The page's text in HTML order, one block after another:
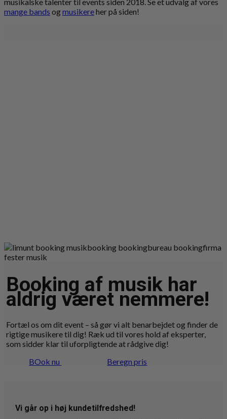
mange bands ogmusikereher på siden!
Booking af musik har
aldrig været nemmere!
Fortæl os om dit event – så gør vi alt benarbejdet og finder de
rigtige musikere til dig! Ræk ud til vores hold af eksperter,
som sidder klar til uforpligtende at rådgive dig!
BOok nu
Beregn pris
Vi går op i høj kundetilfredshed!